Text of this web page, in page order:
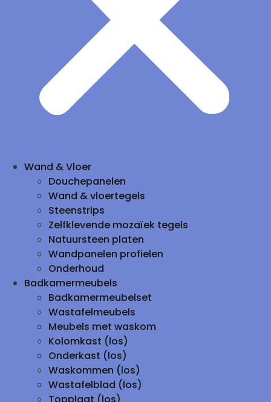
Wand & Vloer
Douchepanelen
Wand & vloertegels
Steenstrips
Zelfklevende mozaïek tegels
Natuursteen platen
Wandpanelen profielen
Onderhoud
Badkamermeubels
Badkamermeubelset
Wastafelmeubels
Meubels met waskom
Kolomkast (los)
Onderkast (los)
Waskommen (los)
Wastafelblad (los)
Topplaat (los)